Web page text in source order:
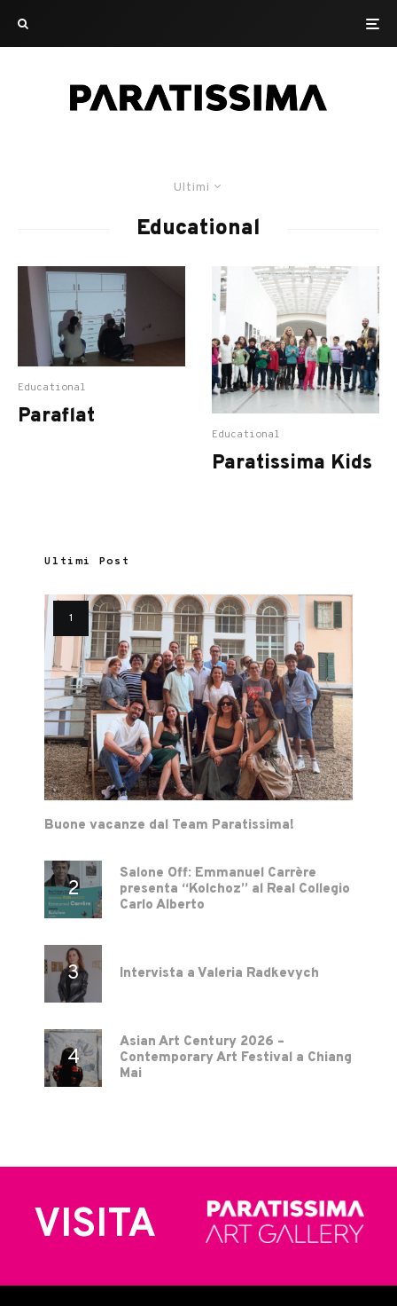
Ultimi
Educational
Educational
Paraflat
Educational
Paratissima Kids
Ultimi Post
Buone vacanze dal Team Paratissima!
Salone Off: Emmanuel Carrère
presenta “Kolchoz” al Real Collegio
Carlo Alberto
Intervista a Valeria Radkevych
Asian Art Century 2026 –
Contemporary Art Festival a Chiang
Mai
VISITA